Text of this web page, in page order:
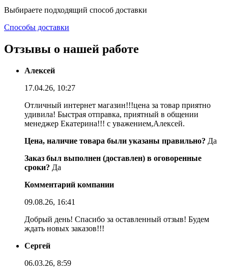
Выбираете подходящий способ доставки
Способы доставки
Отзывы о нашей работе
Алексей
17.04.26, 10:27
Отличный интернет магазин!!!цена за товар приятно
удивила! Быстрая отправка, приятный в общении
менеджер Екатерина!!! с уважением,Алексей.
Цена, наличие товара были указаны правильно? Да
Заказ был выполнен (доставлен) в оговоренные
сроки? Да
Комментарий компании
09.08.26, 16:41
Добрый день! Спасибо за оставленный отзыв! Будем
ждать новых заказов!!!
Сергей
06.03.26, 8:59